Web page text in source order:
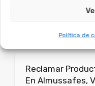
Política de
asociación, y
Te puede
Reclamar
En Almussafes,